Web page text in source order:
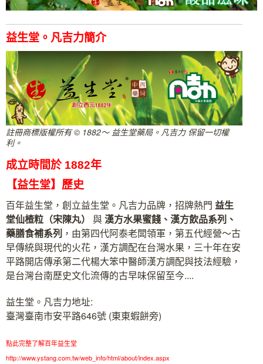
益生堂。凡吉力簡介
註冊商標版權所有 © 1882～ 益生堂藥局。凡吉力 保留一切權
利。
成立時間於 1882年
【益生堂】歷史
百年益生堂，創立益生堂。凡吉力品牌，招牌熱門 益生
堂仙楂粒（宋陳丸） 與漢方水果蜜餞、漢方飲品系列、
藥膳食補系列 ，由第四代阿泰老闆領軍，第五代經營～古
早傳統與現代的火花，漢方調配在台灣水果，三十年在安
平路開店傳承第二代楊大笨中醫師漢方調配與技法經驗，
是台灣台南歷史文化流傳的古早味保留至今....
益生堂。凡吉力地址:
臺灣臺南市安平路646號 (東東蝦餅旁)
點此完整了解百年益生堂
http://www.ystang.com.tw/web_info/html/about/index.aspx